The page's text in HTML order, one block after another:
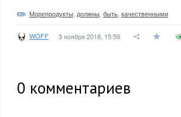
Морепродукты должны быть качественными
WOFF 3 ноября 2018, 15:59
0 комментариев